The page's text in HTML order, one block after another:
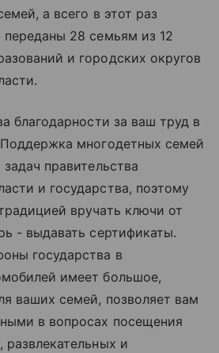
а всего в этот раз
переданы 28 семьям из 12
и городских округов
благодарности за ваш труд в
многодетных семей
правительства
и государства, поэтому
вручать ключи от
- выдавать сертификаты.
государства в
имеет большое,
ваших семей, позволяет вам
в вопросах посещения
развлекательных и